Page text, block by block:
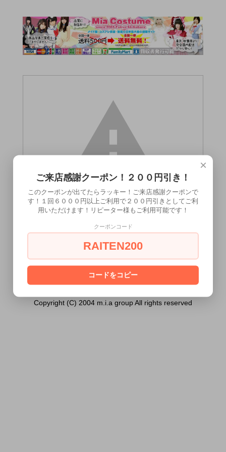
ス）は18歳未満の方には販売できません。
あなたは18歳以上ですか？
[ はい ] [ いいえ ]
Copyright (C) 2004 m.i.a group All rights reserved
×
ご来店感謝クーポン！２００円引き！
このクーポンが出てたらラッキー！ご来店感謝クーポンで
す！１回６０００円以上ご利用で２００円引きとしてご利
用いただけます！リピーター様もご利用可能です！
クーポンコード
RAITEN200
コードをコピー